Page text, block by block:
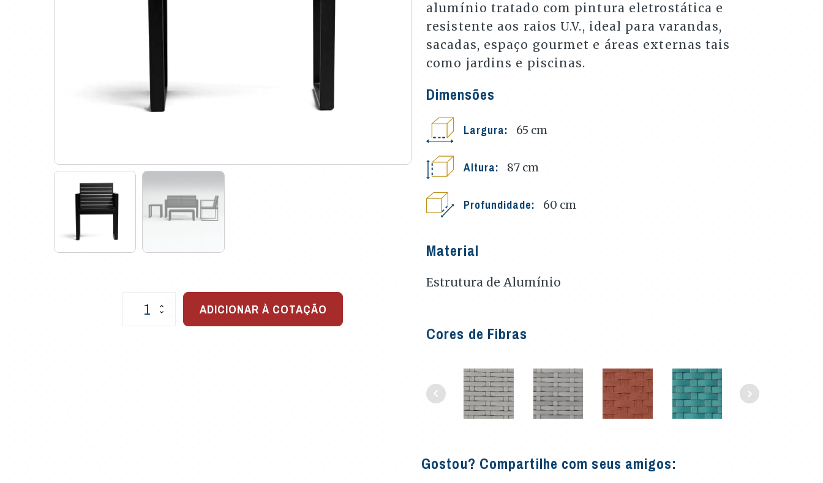
Poltrona
ADICIONAR À COTAÇÃO
alumínio tratado com pintura eletrostática e
resistente aos raios U.V., ideal para varandas,
sacadas, espaço gourmet e áreas externas tais
como jardins e piscinas.
Dimensões
Largura: 65 cm
Altura: 87 cm
Profundidade: 60 cm
Material
Estrutura de Alumínio
Cores de Fibras
Gostou? Compartilhe com seus amigos: